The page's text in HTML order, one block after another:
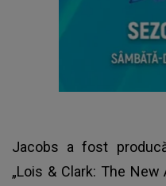
Jacobs a fost
„Lois & Clark: The